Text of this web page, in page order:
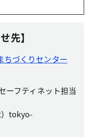
先】
ちづくりセンター
フティネット担当
tokyo-